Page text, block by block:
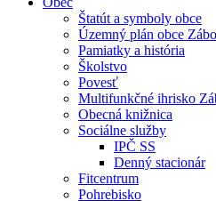
Štatút a symboly obce
Územný plán obce
Pamiatky a história
Školstvo
Povesť
Multifunkčné ihrisko
Obecná knižnica
Sociálne služby
IPČ SS
Denný stacionár
Fitcentrum
Pohrebisko